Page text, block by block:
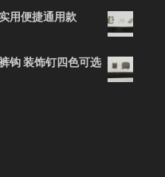
用便捷通用款
钩 装饰钉四色可选